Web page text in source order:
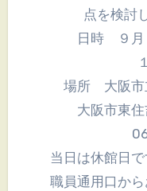
点を検討
日時 ９月
場所 大阪市
大阪市東
当日は休館日
職員通用口か